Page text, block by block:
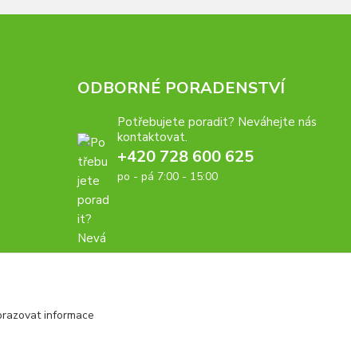
ODBORNÉ PORADENSTVÍ
Potřebujete poradit? Neváhejte nás
kontaktovat.
+420 728 600 625
po - pá 7:00 - 15:00
informace